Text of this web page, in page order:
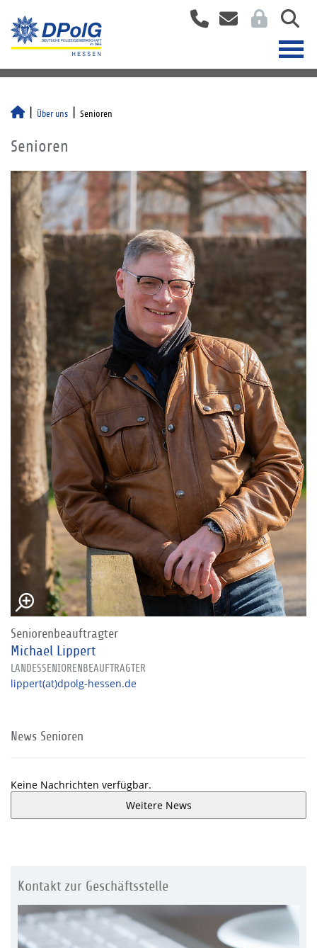
Über uns Senioren
Senioren
Seniorenbeauftragter
Michael Lippert
LANDESSENIORENBEAUFTRAGTER
lippert(at)dpolg-hessen.de
News Senioren
Keine Nachrichten verfügbar.
Weitere News
Kontakt zur Geschäftsstelle